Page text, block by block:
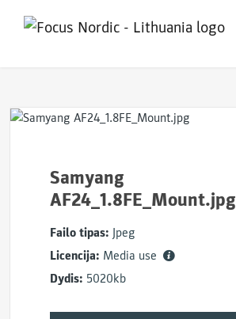
Samyang
AF24_1.8FE_Mount.jpg
Failo tipas: Jpeg
Licencija: Media use
Dydis: 5020kb